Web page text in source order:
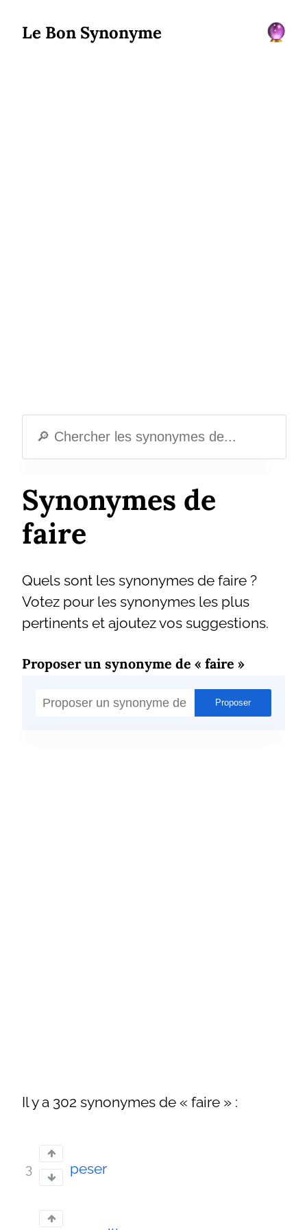
Le Bon Synonyme
Synonymes de
faire
Quels sont les synonymes de faire ?
Votez pour les synonymes les plus
pertinents et ajoutez vos suggestions.
Proposer un synonyme de « faire »
Il y a 302 synonymes de « faire » :
3 peser